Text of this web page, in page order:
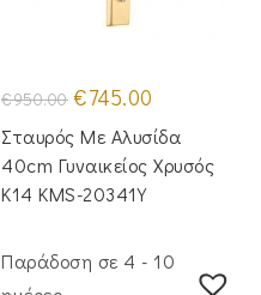
€950.00 Original
price
was:
€950.00.
€745.00
τιμή
είναι:
€745.00.
Σταυρός Με Αλυσίδα
40cm Γυναικείος Χρυσός
Κ14 KMS-20341Y
Παράδοση σε 4 - 10